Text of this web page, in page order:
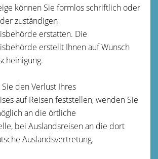
können Sie formlos schriftlich oder
zuständigen
erstatten. Die
erstellt Ihnen auf Wunsch
den Verlust Ihres
auf Reisen feststellen, wenden Sie
an die örtliche
bei Auslandsreisen an die dort
Auslandsvertretung.